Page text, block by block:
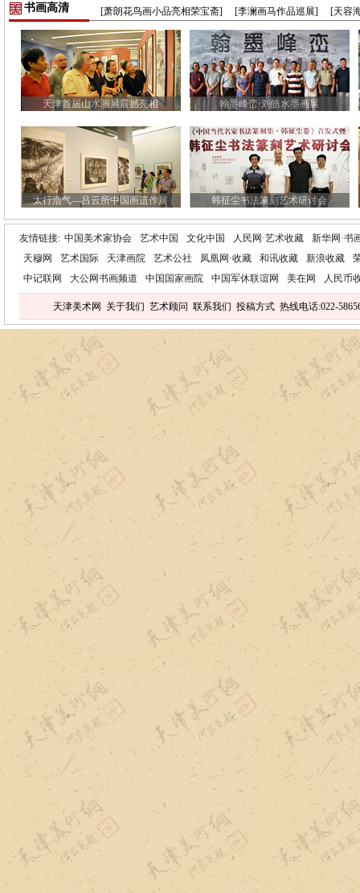
书画高清 [萧朗花鸟画小品亮相荣宝斋] [李澜画马作品巡展] [天容
天津首届山水画展震撼亮相 翰墨峰峦·刘皓水墨画展
太行浩气—吕云所中国画遗作展 韩征尘书法篆刻艺术研讨会
友情链接: 中国美术家协会 艺术中国 文化中国 人民网·艺术收藏
新华网·书
天穆网
艺术国际 天津画院 艺术公社 凤凰网·收藏 和讯收藏 新浪收藏
中记联网
大公网书画频道 中国国家画院 中国军休联谊网 美在网 人民币
天津美术网 关于我们 艺术顾问 联系我们 投稿方式 热线电话:022-